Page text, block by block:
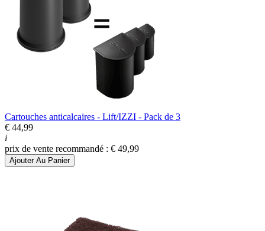
Cartouches anticalcaires - Lift/IZZI - Pack de 3
€ 44,99
i
prix de vente recommandé : € 49,99
Ajouter Au Panier